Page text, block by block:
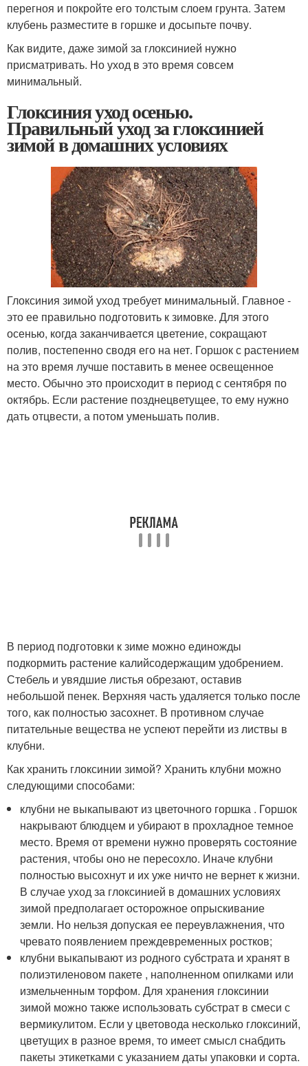
перегноя и покройте его толстым слоем грунта. Затем
клубень разместите в горшке и досыпьте почву.
Как видите, даже зимой за глоксинией нужно
присматривать. Но уход в это время совсем
минимальный.
Глоксиния уход осенью.
Правильный уход за глоксинией
зимой в домашних условиях
Глоксиния зимой уход требует минимальный. Главное -
это ее правильно подготовить к зимовке. Для этого
осенью, когда заканчивается цветение, сокращают
полив, постепенно сводя его на нет. Горшок с растением
на это время лучше поставить в менее освещенное
место. Обычно это происходит в период с сентября по
октябрь. Если растение позднецветущее, то ему нужно
дать отцвести, а потом уменьшать полив.
В период подготовки к зиме можно единожды
подкормить растение калийсодержащим удобрением.
Стебель и увядшие листья обрезают, оставив
небольшой пенек. Верхняя часть удаляется только после
того, как полностью засохнет. В противном случае
питательные вещества не успеют перейти из листвы в
клубни.
Как хранить глоксинии зимой? Хранить клубни можно
следующими способами:
клубни не выкапывают из цветочного горшка . Горшок
накрывают блюдцем и убирают в прохладное темное
место. Время от времени нужно проверять состояние
растения, чтобы оно не пересохло. Иначе клубни
полностью высохнут и их уже ничто не вернет к жизни.
В случае уход за глоксинией в домашних условиях
зимой предполагает осторожное опрыскивание
земли. Но нельзя допуская ее переувлажнения, что
чревато появлением преждевременных ростков;
клубни выкапывают из родного субстрата и хранят в
полиэтиленовом пакете , наполненном опилками или
измельченным торфом. Для хранения глоксинии
зимой можно также использовать субстрат в смеси с
вермикулитом. Если у цветовода несколько глоксиний,
цветущих в разное время, то имеет смысл снабдить
пакеты этикетками с указанием даты упаковки и сорта.